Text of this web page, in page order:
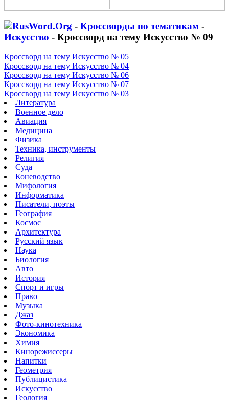
- Кроссворды по тематикам -
Искусство - Кроссворд на тему Искусство № 09
Кроссворд на тему Искусство № 05
Кроссворд на тему Искусство № 04
Кроссворд на тему Искусство № 06
Кроссворд на тему Искусство № 07
Кроссворд на тему Искусство № 03
Литература
Военное дело
Авиация
Медицина
Физика
Техника, инструменты
Религия
Суда
Коневодство
Мифология
Информатика
Писатели, поэты
География
Космос
Архитектура
Русский язык
Наука
Биология
Авто
История
Спорт и игры
Право
Музыка
Джаз
Фото-кинотехника
Экономика
Химия
Кинорежиссеры
Напитки
Геометрия
Публицистика
Искусство
Геология